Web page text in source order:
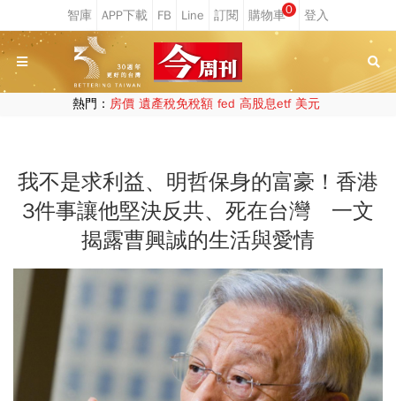
0
熱門： 房價 遺產稅免稅額 fed 高股息etf 美元
我不是求利益、明哲保身的富豪！香港
3件事讓他堅決反共、死在台灣 一文
揭露曹興誠的生活與愛情